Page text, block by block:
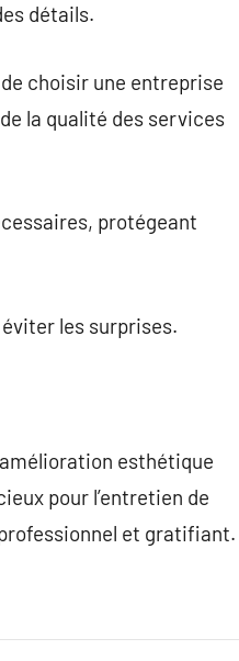
détails.
choisir une entreprise
la qualité des services
protégeant
les surprises.
esthétique
pour l’entretien de
et gratifiant.